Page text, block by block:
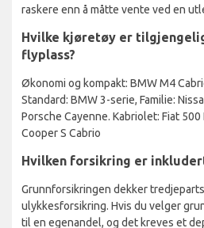
raskere enn å måtte vente ved en
Hvilke kjøretøy er
flyplass?
Økonomi og kompakt: BMW M4
Standard: BMW 3-serie, Familie:
Porsche Cayenne. Kabriolet: Fiat
Cooper S Cabrio
Hvilken forsikring er
Grunnforsikringen dekker
ulykkesforsikring. Hvis du velger
til en egenandel, og det kreves et